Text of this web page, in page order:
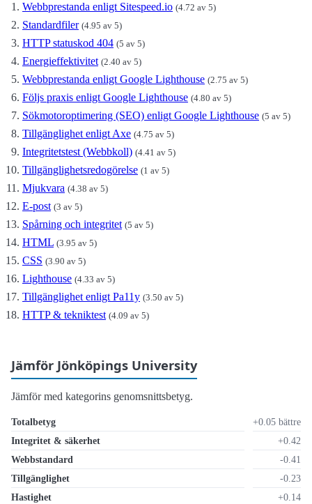
Webbprestanda enligt Sitespeed.io (4.72 av 5)
Standardfiler (4.95 av 5)
HTTP statuskod 404 (5 av 5)
Energieffektivitet (2.40 av 5)
Webbprestanda enligt Google Lighthouse (2.75 av 5)
Följs praxis enligt Google Lighthouse (4.80 av 5)
Sökmotoroptimering (SEO) enligt Google Lighthouse (5 av 5)
Tillgänglighet enligt Axe (4.75 av 5)
Integritetstest (Webbkoll) (4.41 av 5)
Tillgänglighetsredogörelse (1 av 5)
Mjukvara (4.38 av 5)
E-post (3 av 5)
Spårning och integritet (5 av 5)
HTML (3.95 av 5)
CSS (3.90 av 5)
Lighthouse (4.33 av 5)
Tillgänglighet enligt Pa11y (3.50 av 5)
HTTP & tekniktest (4.09 av 5)
Jämför Jönköpings University
Jämför med kategorins genomsnittsbetyg.
Totalbetyg
+0.05 bättre
Integritet & säkerhet
+0.42
Webbstandard
-0.41
Tillgänglighet
-0.23
Hastighet
+0.14